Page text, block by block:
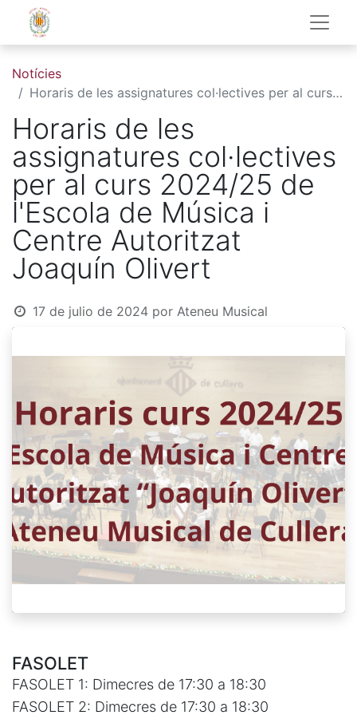
Notícies
Horaris de les assignatures col·lectives per al curs 2024/25 de l'Escola de Música i Centre Autoritzat Joaquín Olivert
Horaris de les
assignatures col·lectives
per al curs 2024/25 de
l'Escola de Música i
Centre Autoritzat
Joaquín Olivert
17 de julio de 2024 por Ateneu Musical
FASOLET
FASOLET 1: Dimecres de 17:30 a 18:30
FASOLET 2: Dimecres de 17:30 a 18:30